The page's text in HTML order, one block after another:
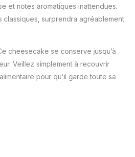
et notes aromatiques inattendues.
classiques, surprendra agréablement
cheesecake se conserve jusqu’à
Veillez simplement à recouvrir
pour qu’il garde toute sa